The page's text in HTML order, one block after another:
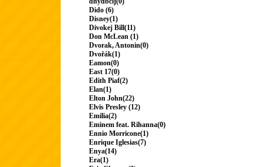
Dido (6)
Disney(1)
Divokej Bill(11)
Don McLean (1)
Dvorak, Antonin(0)
Dvořák(1)
Eamon(0)
East 17(0)
Edith Piaf(2)
Elan(1)
Elton John(22)
Elvis Presley (12)
Emilia(2)
Eminem feat. Rihanna(0)
Ennio Morricone(1)
Enrique Iglesias(7)
Enya(14)
Era(1)